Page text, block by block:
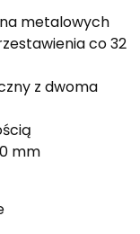
metalowych
co 32
z dwoma
mm